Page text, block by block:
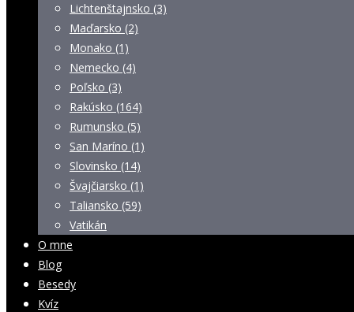
Lichtenštajnsko (3)
Maďarsko (2)
Monako (1)
Nemecko (4)
Poľsko (3)
Rakúsko (164)
Rumunsko (5)
San Maríno (1)
Slovinsko (14)
Švajčiarsko (1)
Taliansko (59)
Vatikán
O mne
Blog
Besedy
Kvíz